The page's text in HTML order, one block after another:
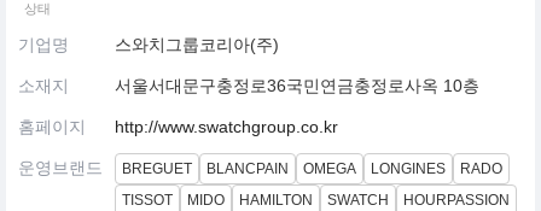
상태
기업명 스와치그룹코리아(주)
소재지 서울서대문구충정로36국민연금충정로사옥 10층
홈페이지 http://www.swatchgroup.co.kr
운영브랜드 BREGUET BLANCPAIN OMEGA LONGINES
RADO
TISSOT
MIDO HAMILTON SWATCH HOURPASSION